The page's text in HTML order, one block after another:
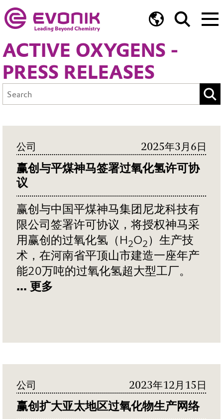
ACTIVE OXYGENS -
PRESS RELEASES
公司 2025年3月6日
赢创与平煤神马签署过氧化氢许可协
议
赢创与中国平煤神马集团尼龙科技有
限公司签署许可协议，将授权神马采
用赢创的过氧化氢（H2O2）生产技
术，在河南省平顶山市建造一座年产
能20万吨的过氧化氢超大型工厂。
... 更多
公司 2023年12月15日
赢创扩大亚太地区过氧化物生产网络